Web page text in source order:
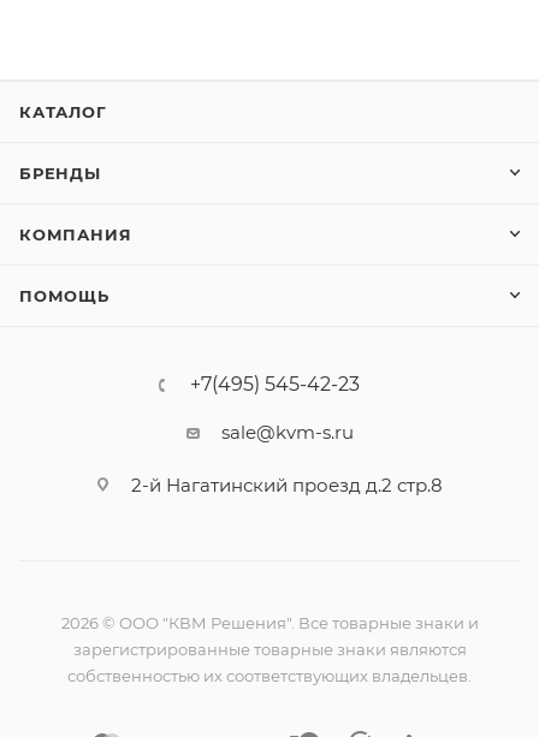
КАТАЛОГ
БРЕНДЫ
КОМПАНИЯ
ПОМОЩЬ
+7(495) 545-42-23
sale@kvm-s.ru
2-й Нагатинский проезд д.2 стр.8
2026 © ООО "КВМ Решения". Все товарные знаки и
зарегистрированные товарные знаки являются
собственностью их соответствующих владельцев.